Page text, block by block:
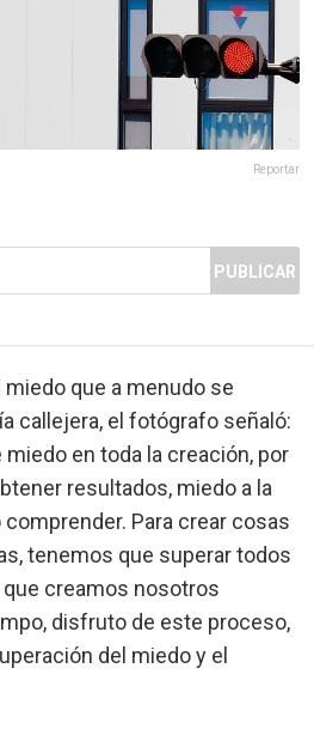
Reportar
PUBLICAR
miedo que a menudo se
callejera, el fotógrafo señaló:
en toda la creación, por
resultados, miedo a la
Para crear cosas
tenemos que superar todos
creamos nosotros
disfruto de este proceso,
del miedo y el